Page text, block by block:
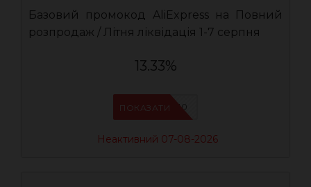
Базовий промокод AliExpress на Повний
розпродаж / Літня ліквідація 1-7 серпня
13.33%
IFSCDUA10
ПОКАЗАТИ
Неактивний 07-08-2026